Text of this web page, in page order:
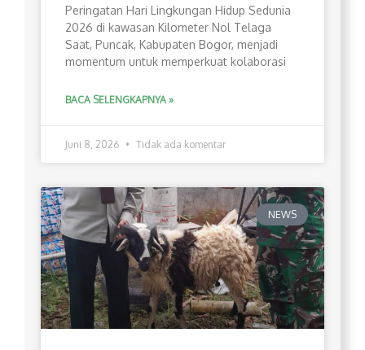
Peringatan Hari Lingkungan Hidup Sedunia
2026 di kawasan Kilometer Nol Telaga
Saat, Puncak, Kabupaten Bogor, menjadi
momentum untuk memperkuat kolaborasi
BACA SELENGKAPNYA »
Juni 8, 2026 Tidak ada komentar
NEWS